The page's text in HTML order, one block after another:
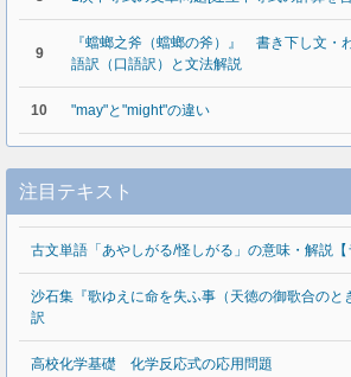
9
『蟷螂之斧（蟷螂の斧）』 書き下し文・
語訳（口語訳）と文法解説
10 "may"と"might"の違い
注目テキスト
古文単語「あやしがる/怪しがる」の意味・解説【
沙石集『歌ゆえに命を失ふ事（天徳の御歌合のと
訳
高校化学基礎 化学反応式の応用問題